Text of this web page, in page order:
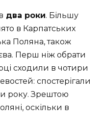
два роки. Більшу
в Карпатських
Поляна, також
Перш ніж обрати
сходили в чотири
спостерігали
року. Зрештою
оскільки в